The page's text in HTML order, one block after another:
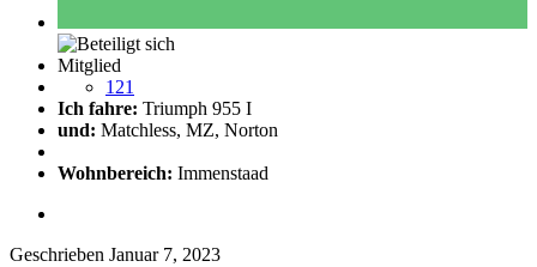
Mitglied
121
Ich fahre: Triumph 955 I
und: Matchless, MZ, Norton
Wohnbereich: Immenstaad
Geschrieben Januar 7, 2023